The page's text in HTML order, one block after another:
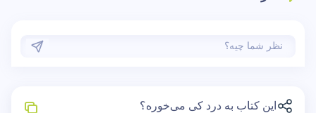
این کتاب به درد کی می‌خوره؟